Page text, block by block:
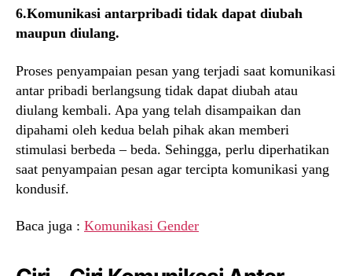
6.Komunikasi antarpribadi tidak dapat diubah
maupun diulang.
Proses penyampaian pesan yang terjadi saat komunikasi
antar pribadi berlangsung tidak dapat diubah atau
diulang kembali. Apa yang telah disampaikan dan
dipahami oleh kedua belah pihak akan memberi
stimulasi berbeda – beda. Sehingga, perlu diperhatikan
saat penyampaian pesan agar tercipta komunikasi yang
kondusif.
Baca juga : Komunikasi Gender